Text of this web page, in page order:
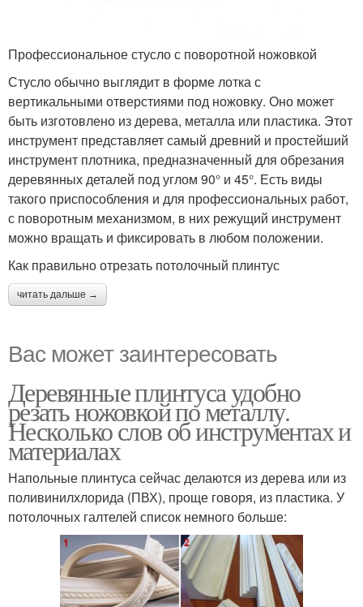
Профессиональное стусло с поворотной ножовкой
Стусло обычно выглядит в форме лотка с
вертикальными отверстиями под ножовку. Оно может
быть изготовлено из дерева, металла или пластика. Этот
инструмент представляет самый древний и простейший
инструмент плотника, предназначенный для обрезания
деревянных деталей под углом 90° и 45°. Есть виды
такого приспособления и для профессиональных работ,
с поворотным механизмом, в них режущий инструмент
можно вращать и фиксировать в любом положении.
Как правильно отрезать потолочный плинтус
читать дальше →
Вас может заинтересовать
Деревянные плинтуса удобно
резать ножовкой по металлу.
Несколько слов об инструментах и
материалах
Напольные плинтуса сейчас делаются из дерева или из
поливинилхлорида (ПВХ), проще говоря, из пластика. У
потолочных галтелей список немного больше: